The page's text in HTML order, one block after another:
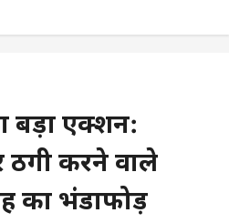
बड़ा एक्शन:
ठगी करने वाले
का भंडाफोड़